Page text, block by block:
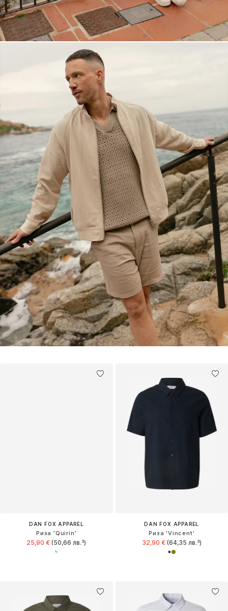
DAN FOX APPAREL
Риза 'Quirin'
25,90 € (50,66 лв.³)
DAN FOX APPAREL
Риза 'Vincent'
32,90 €(64,35 лв.³)